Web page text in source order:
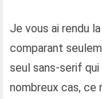
Je vous ai rendu
comparant
seul sans-serif
nombreux cas, ce